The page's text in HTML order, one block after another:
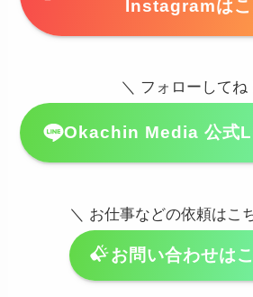
Instagramはこ
＼ フォローしてね
Okachin Media 公式
＼ お仕事などの依頼はこ
お問い合わせは